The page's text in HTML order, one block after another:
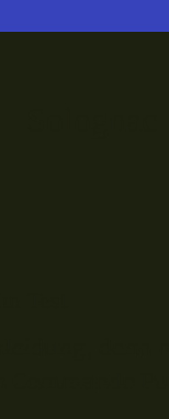
Test